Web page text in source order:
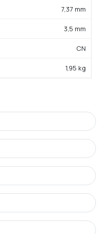
7,37 mm
3,5 mm
CN
1,95 kg
244 kN
249 kN
0.22